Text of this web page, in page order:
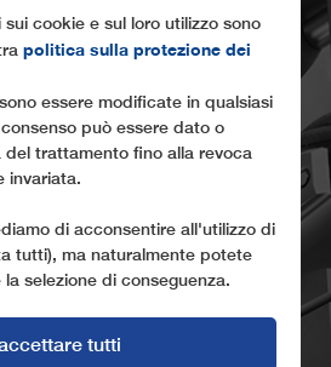
3S DI
sui cookie e sul loro utilizzo sono
politica sulla protezione dei
essere modificate in qualsiasi
può essere dato o
trattamento fino alla revoca
invariata.
di acconsentire all'utilizzo di
tutti), ma naturalmente potete
selezione di conseguenza.
tutti